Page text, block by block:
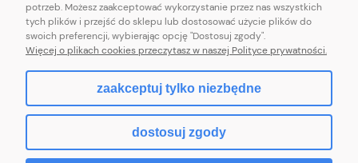
E-mail:pl101sukienek@gmail.com
101sukienek.pl
ul. Piotrkowska 317/11, Łódź 93-035, woj. łódzkie
pokaż pełną wersję strony
Sklep internetowy Shoper.pl
potrzeb. Możesz zaakceptować wykorzystanie przez nas wszystkich
tych plików i przejść do sklepu lub dostosować użycie plików do
swoich preferencji, wybierając opcję "Dostosuj zgody".
Więcej o plikach cookies przeczytasz w naszej Polityce prywatności.
zaakceptuj tylko niezbędne
dostosuj zgody